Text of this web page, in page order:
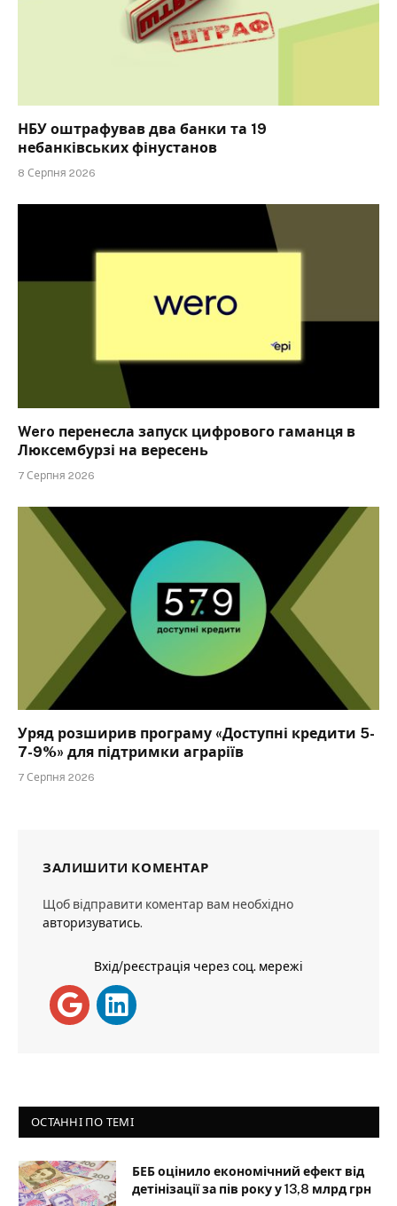
НБУ оштрафував два банки та 19
небанківських фінустанов
8 Серпня 2026
Wero перенесла запуск цифрового гаманця в
Люксембурзі на вересень
7 Серпня 2026
Уряд розширив програму «Доступні кредити 5-
7-9%» для підтримки аграріїв
7 Серпня 2026
ЗАЛИШИТИ КОМЕНТАР
Щоб відправити коментар вам необхідно
авторизуватись.
Вхід/реєстрація через соц. мережі
ОСТАННІ ПО ТЕМІ
БЕБ оцінило економічний ефект від
детінізації за пів року у 13,8 млрд грн